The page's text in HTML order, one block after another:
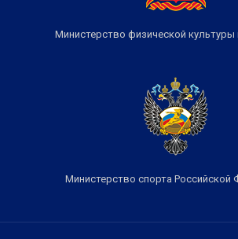
Министерство физической
Министерство спорта Российской